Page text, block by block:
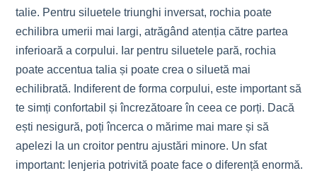
talie. Pentru siluetele triunghi inversat, rochia poate
echilibra umerii mai largi, atrăgând atenția către partea
inferioară a corpului. Iar pentru siluetele pară, rochia
poate accentua talia și poate crea o siluetă mai
echilibrată. Indiferent de forma corpului, este important să
te simți confortabil și încrezătoare în ceea ce porți. Dacă
ești nesigură, poți încerca o mărime mai mare și să
apelezi la un croitor pentru ajustări minore. Un sfat
important: lenjeria potrivită poate face o diferență enormă.